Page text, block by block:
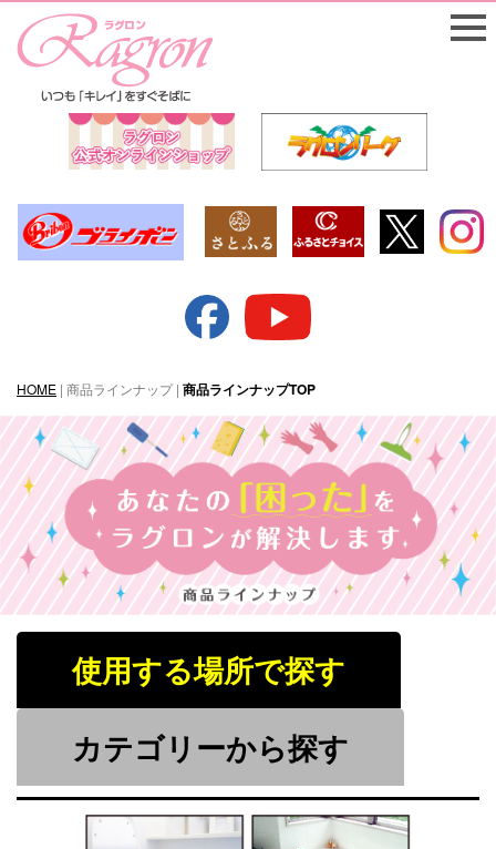
HOME | 商品ラインナップ | 商品ラインナップTOP
使用する場所で探す
カテゴリーから探す